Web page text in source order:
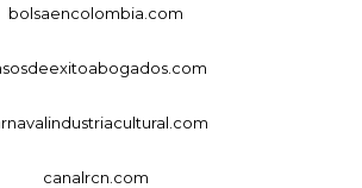
bolsaencolombia.com
canalrcn.com